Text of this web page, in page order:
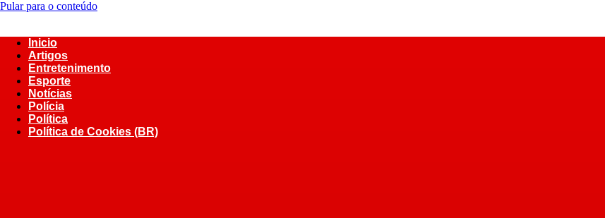
Pular para o conteúdo
Inicio
Artigos
Entretenimento
Esporte
Notícias
Polícia
Política
Política de Cookies (BR)